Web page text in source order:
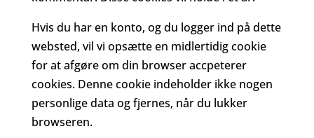
Hvis du har en konto, og du logger ind på dette
websted, vil vi opsætte en midlertidig cookie
for at afgøre om din browser accpeterer
cookies. Denne cookie indeholder ikke nogen
personlige data og fjernes, når du lukker
browseren.